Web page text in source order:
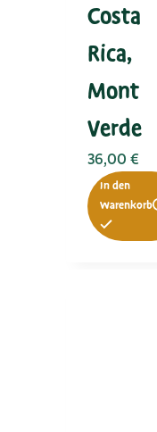
Costa
Rica,
Mont
Verde
36,00 €
In den
Warenkorb